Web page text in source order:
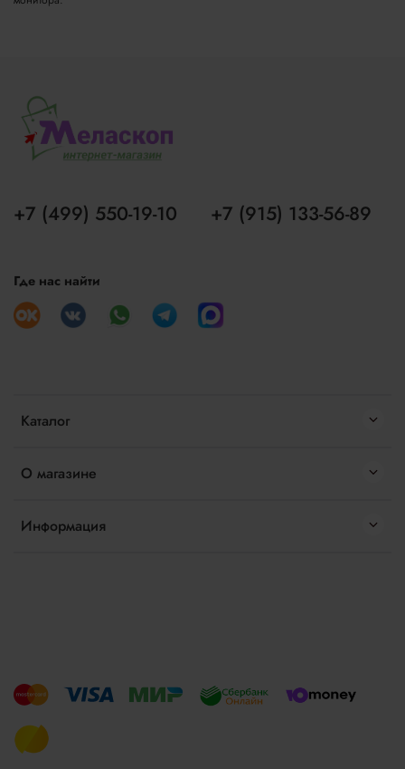
Каталог
О магазине
Информация
+7 (499) 550-19-10 +7 (915) 133-56-89
Где нас найти